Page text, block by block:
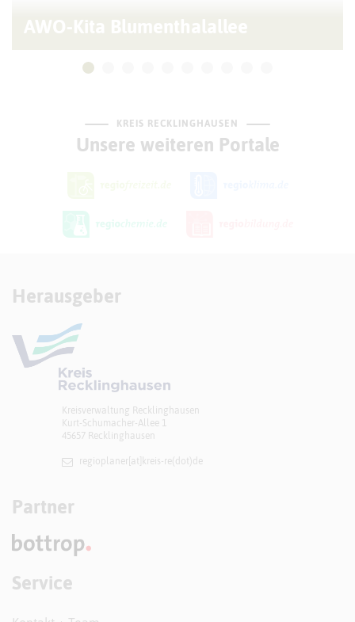
KREIS RECKLINGHAUSEN
Unsere weiteren Portale
Herausgeber
Kreisverwaltung Recklinghausen
Kurt-Schumacher-Allee 1
45657 Recklinghausen
regioplaner[at]​kreis-re(dot)de
Partner
Service